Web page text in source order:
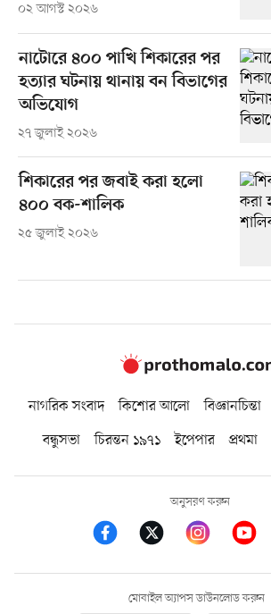
০২ আগস্ট ২০২৬
নাটোরে ৪০০ পাখি শিকারের পর
হত্যার ঘটনায় থানায় বন বিভাগের
অভিযোগ
২৭ জুলাই ২০২৬
শিকারের পর জবাই করা হলো
৪০০ বক-শালিক
২৫ জুলাই ২০২৬
নাগরিক সংবাদ কিশোর আলো বিজ্ঞানচিন্তা
বন্ধুসভা
চিরন্তন ১৯৭১ ইপেপার প্রথমা
অনুসরণ করুন
মোবাইল অ্যাপস ডাউনলোড করুন